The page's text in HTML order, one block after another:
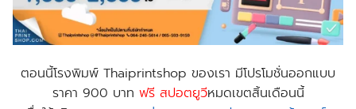
ตอนนี้โรงพิมพ์ Thaiprintshop ของเรา มีโปรโมชั่นออกแบบ
ราคา 900 บาท ฟรี สปอตยูวีหมดเขตสิ้นเดือนนี้